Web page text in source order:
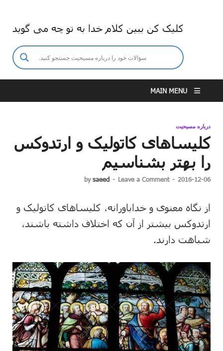
کلیک کن ببین کلام خدا به تو چه می گوید
MAIN MENU
درباره مسیحیت
کلیساهای کاتولیک و ارتدوکس
را بهتر بشناسیم
2016-12-06
-
bysaeed - Leave a Comment
از نگاه معنوی و خداباورانه، کلیساهای کاتولیک و
ارتدوکس بیشتر از آن که اختلاف داشته باشند،
شباهت دارند.